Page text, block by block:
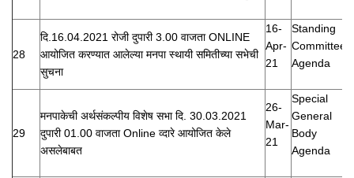
28
दि.16.04.2021 रोजी दुपारी 3.00 वाजता ONLINE
आयोजित करण्यात आलेल्या मनपा स्थायी समितीच्या सभेची
सुचना
16-
Apr-
21
Standing
Committee
Agenda
29
मनपाकेची अर्थसंकल्पीय विशेष सभा दि. 30.03.2021
दुपारी 01.00 वाजता Online व्दारे आयोजित केले
असलेबाबत
26-
Mar-
21
Special
General
Body
Agenda